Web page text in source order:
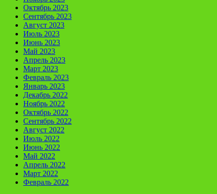
Октябрь 2023
Сентябрь 2023
Август 2023
Июль 2023
Июнь 2023
Май 2023
Апрель 2023
Март 2023
Февраль 2023
Январь 2023
Декабрь 2022
Ноябрь 2022
Октябрь 2022
Сентябрь 2022
Август 2022
Июль 2022
Июнь 2022
Май 2022
Апрель 2022
Март 2022
Февраль 2022